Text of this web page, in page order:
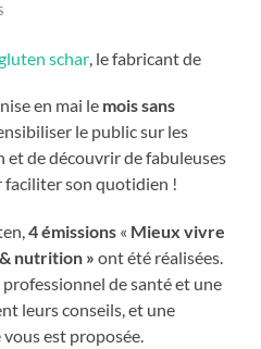
, le fabricant de
en mai le mois sans
le public sur les
et de découvrir de fabuleuses
faciliter son quotidien !
4 émissions « Mieux vivre
& nutrition »ont été réalisées.
de santé et une
leurs conseils, et une
est proposée.